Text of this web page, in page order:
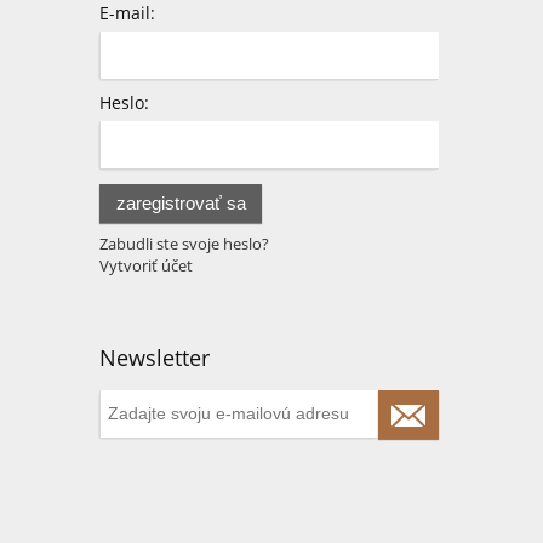
E-mail:
Heslo:
zaregistrovať sa
Zabudli ste svoje heslo?
Vytvoriť účet
Newsletter